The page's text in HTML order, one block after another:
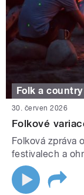
Folk a country
30. červen 2026
Folkové
Folková zpráva
festivalech a